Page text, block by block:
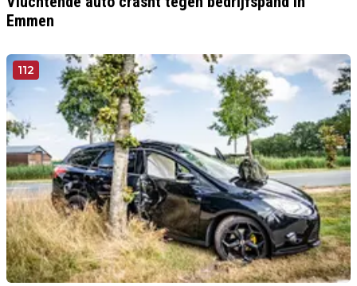
Emmen
112